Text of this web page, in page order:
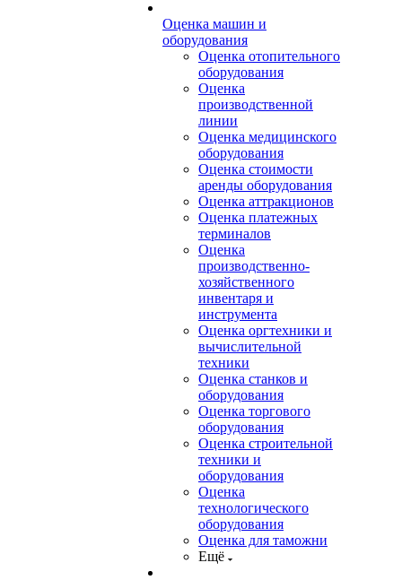
Оценка машин и
оборудования
Оценка отопительного
оборудования
Оценка
производственной
линии
Оценка медицинского
оборудования
Оценка стоимости
аренды оборудования
Оценка аттракционов
Оценка платежных
терминалов
Оценка
производственно-
хозяйственного
инвентаря и
инструмента
Оценка оргтехники и
вычислительной
техники
Оценка станков и
оборудования
Оценка торгового
оборудования
Оценка строительной
техники и
оборудования
Оценка
технологического
оборудования
Оценка для таможни
Ещё